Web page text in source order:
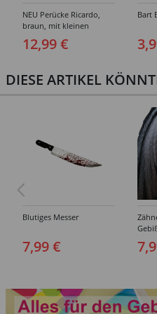
NEU Perücke Ricardo,
braun, mit kleinen
Locken
12,99 €
Bart
DIESE ARTIKEL
Blutiges Messer
7,99 €